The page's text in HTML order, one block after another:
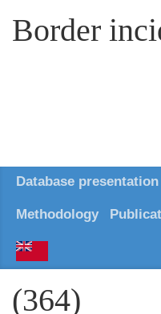
Border
Database presentation
Methodology
(364)